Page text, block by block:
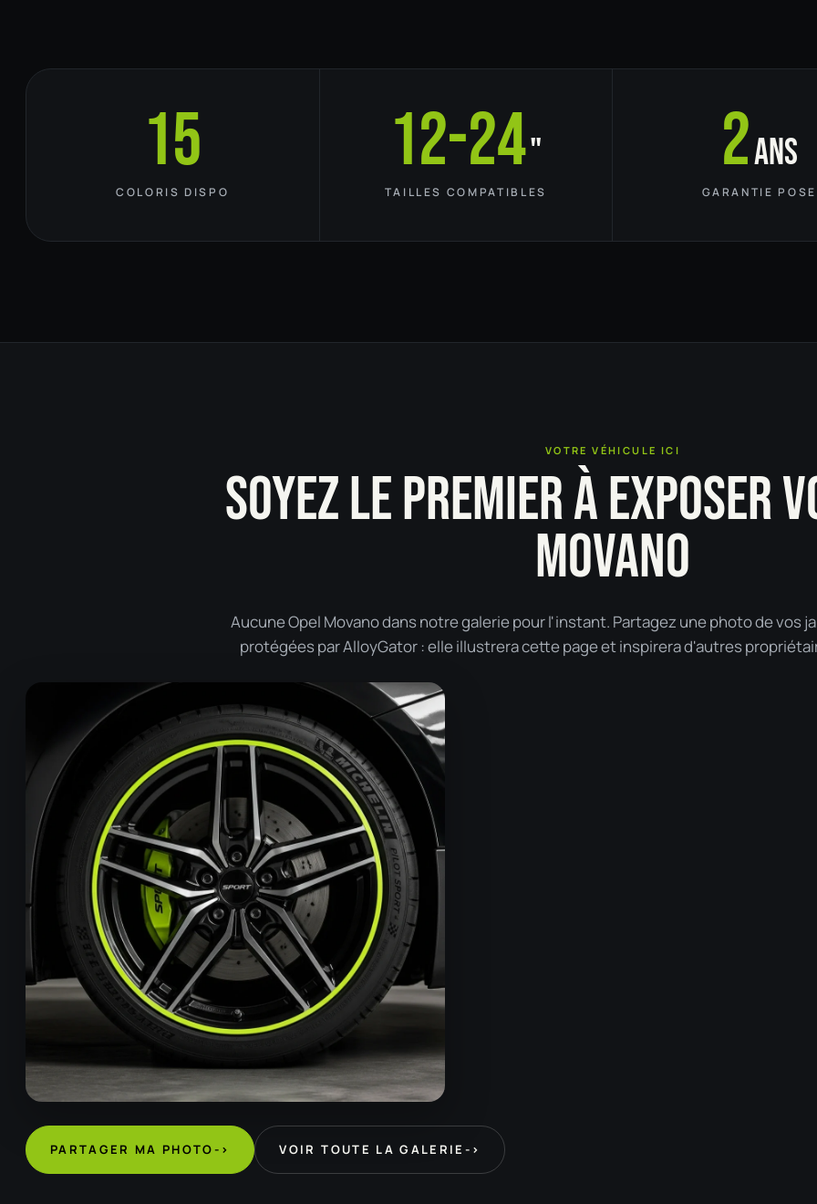
15
COLORIS DISPO
12-24"
TAILLES COMPATIBLES
2ans
GARANTIE POSE
VOTRE VÉHICULE ICI
SOYEZ LE PREMIER À EXPOSER
MOVANO
Aucune Opel Movano dans notre galerie pour l'instant. Partagez une photo de vos
protégées par AlloyGator : elle illustrera cette page et inspirera d'autres
PARTAGER MA PHOTO-> VOIR TOUTE LA GALERIE ->